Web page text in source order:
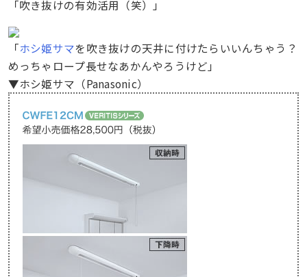
「吹き抜けの有効活用（笑）」
「ホシ姫サマを吹き抜けの天井に付けたらいいんちゃう？
めっちゃロープ長せなあかんやろうけど」
▼ホシ姫サマ（Panasonic）